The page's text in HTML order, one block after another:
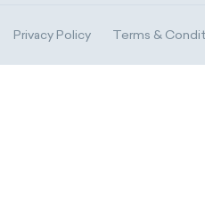
Privacy Policy Terms &